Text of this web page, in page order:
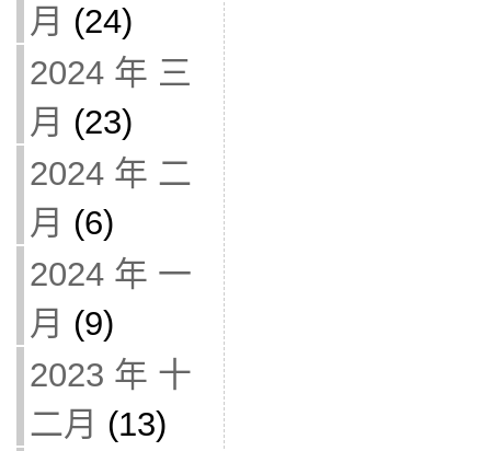
月 (24)
2024 年 三
月 (23)
2024 年 二
月 (6)
2024 年 一
月 (9)
2023 年 十
二月 (13)